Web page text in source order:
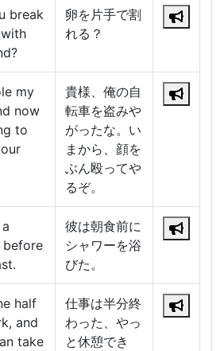
break
卵を片手で割
れる？
my
now
to
貴様、俺の自
転車を盗みや
がったな。い
まから、顔を
ぶん殴ってや
るぞ。
before
彼は朝食前に
シャワーを浴
びた。
half
and
take
仕事は半分終
わった、やっ
と休憩でき